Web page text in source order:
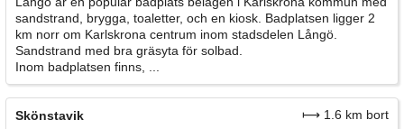
sandstrand, brygga, toaletter, och en kiosk. Badplatsen ligger 2
km norr om Karlskrona centrum inom stadsdelen Långö.
Sandstrand med bra gräsyta för solbad.
Inom badplatsen finns, ...
Skönstavik
⟼ 1.6 km bort